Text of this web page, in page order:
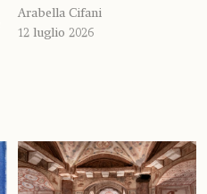
Arabella Cifani
12 luglio 2026